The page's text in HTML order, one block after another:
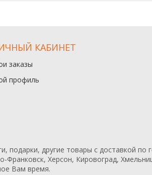
КАБИНЕТ
заказы
профиль
подарки, другие товары с доставкой
Херсон, Кировоград,
Вам время.